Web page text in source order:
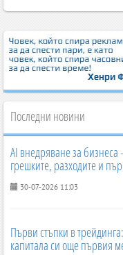
Последни новини
AI внедряване за бизнеса
грешките, разходите и
30-07-2026 11:03
Първи стъпки в
капитала си още първия